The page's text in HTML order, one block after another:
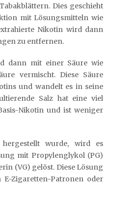
Dies geschieht
mit Lösungsmitteln wie
Nikotin wird dann
zu entfernen.
dann mit einer Säure wie
vermischt. Diese Säure
und wandelt es in seine
Salz hat eine viel
Nikotin und ist weniger
hergestellt wurde, wird es
mit Propylenglykol (PG)
(VG) gelöst. Diese Lösung
Zigaretten-Patronen oder